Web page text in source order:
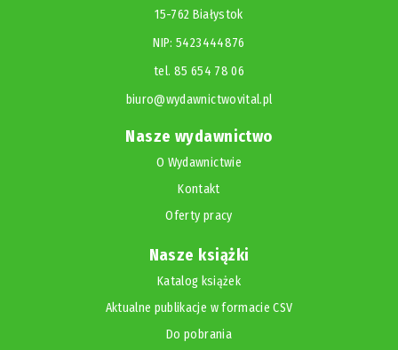
15-762 Białystok
NIP: 5423444876
tel. 85 654 78 06
biuro@wydawnictwovital.pl
Nasze wydawnictwo
O Wydawnictwie
Kontakt
Oferty pracy
Nasze książki
Katalog książek
Aktualne publikacje w formacie CSV
Do pobrania